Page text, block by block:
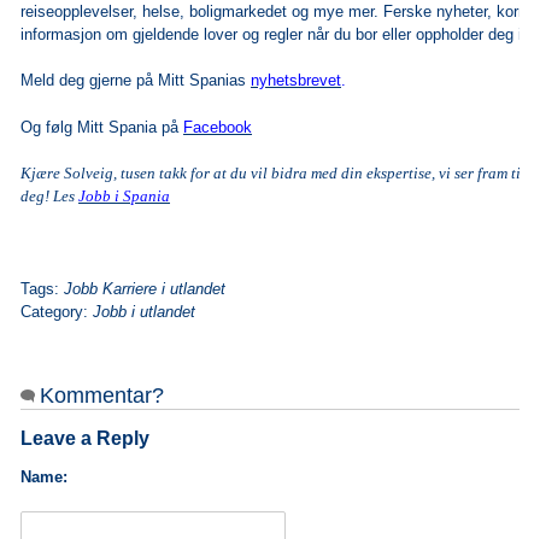
reiseopplevelser, helse, boligmarkedet og mye mer. Ferske nyheter,
informasjon om gjeldende lover og regler når du bor eller oppholder deg i
Meld deg gjerne på Mitt Spaniasnyhetsbrevet.
Og følg Mitt Spania på Facebook
Kjære Solveig, tusen takk for at du vil bidra med din ekspertise, vi ser fram til
deg!LesJobb i Spania
Tags:Jobb Karriere i utlandet
Category:Jobb i utlandet
Kommentar?
Leave a Reply
Name: